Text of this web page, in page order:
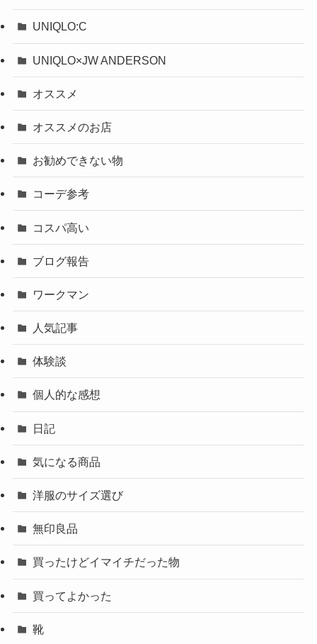
UNIQLO:C
UNIQLO×JW ANDERSON
オススメ
オススメのお店
お勧めできない物
コーデ参考
コスパ高い
ブログ報告
ワークマン
人気記事
体験談
個人的な感想
日記
気になる商品
洋服のサイズ選び
無印良品
買ったけどイマイチだった物
買ってよかった
靴